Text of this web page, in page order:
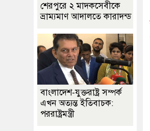
শেরপুরে ২ মাদকসেবীকে
ভ্রাম্যমাণ আদালতে কারাদন্ড
বাংলাদেশ-যুক্তরাষ্ট্র সম্পর্ক
এখন অত্যন্ত ইতিবাচক:
পররাষ্ট্রমন্ত্রী